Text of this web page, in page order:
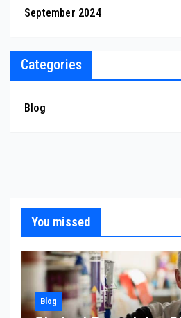
September 2024
Categories
Blog
You missed
Blog